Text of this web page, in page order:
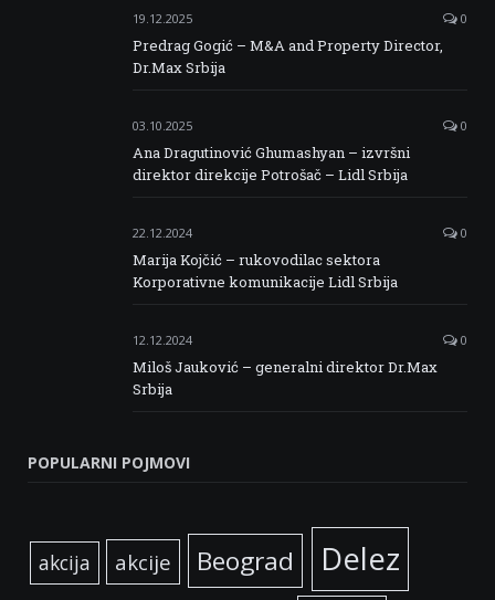
19.12.2025 0
Predrag Gogić – M&A and Property Director,
Dr.Max Srbija
03.10.2025 0
Ana Dragutinović Ghumashyan – izvršni
direktor direkcije Potrošač – Lidl Srbija
22.12.2024 0
Marija Kojčić – rukovodilac sektora
Korporativne komunikacije Lidl Srbija
12.12.2024 0
Miloš Jauković – generalni direktor Dr.Max
Srbija
POPULARNI POJMOVI
akcija akcije Beograd Delez